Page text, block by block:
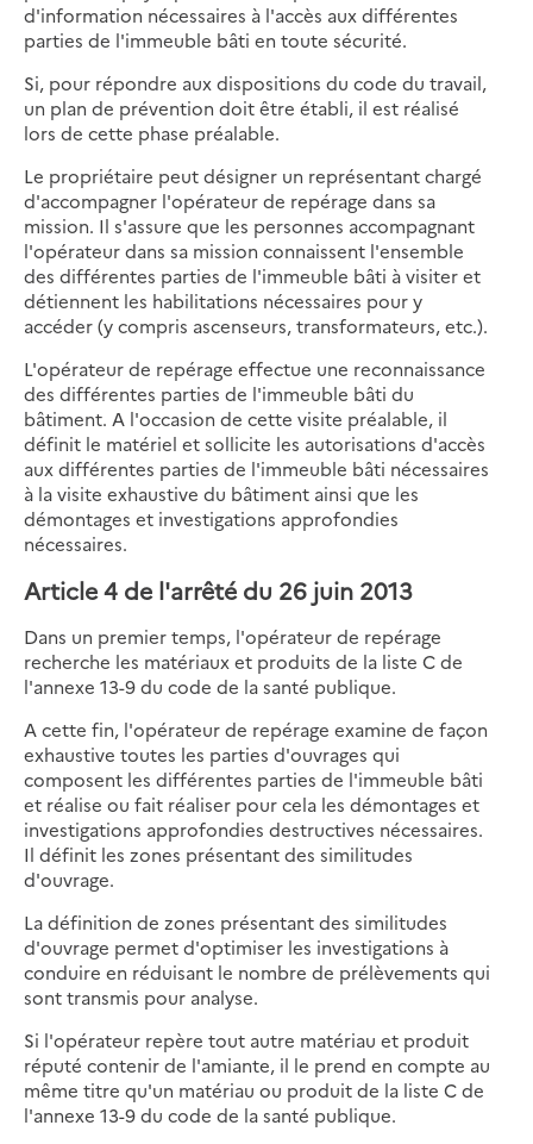
d'information nécessaires à l'accès aux différentes
parties de l'immeuble bâti en toute sécurité.
Si, pour répondre aux dispositions du code du travail,
un plan de prévention doit être établi, il est réalisé
lors de cette phase préalable.
Le propriétaire peut désigner un représentant chargé
d'accompagner l'opérateur de repérage dans sa
mission. Il s'assure que les personnes accompagnant
l'opérateur dans sa mission connaissent l'ensemble
des différentes parties de l'immeuble bâti à visiter et
détiennent les habilitations nécessaires pour y
accéder (y compris ascenseurs, transformateurs, etc.).
L'opérateur de repérage effectue une reconnaissance
des différentes parties de l'immeuble bâti du
bâtiment. A l'occasion de cette visite préalable, il
définit le matériel et sollicite les autorisations d'accès
aux différentes parties de l'immeuble bâti nécessaires
à la visite exhaustive du bâtiment ainsi que les
démontages et investigations approfondies
nécessaires.
Article 4 de l'arrêté du 26 juin 2013
Dans un premier temps, l'opérateur de repérage
recherche les matériaux et produits de la liste C de
l'annexe 13-9 du code de la santé publique.
A cette fin, l'opérateur de repérage examine de façon
exhaustive toutes les parties d'ouvrages qui
composent les différentes parties de l'immeuble bâti
et réalise ou fait réaliser pour cela les démontages et
investigations approfondies destructives nécessaires.
Il définit les zones présentant des similitudes
d'ouvrage.
La définition de zones présentant des similitudes
d'ouvrage permet d'optimiser les investigations à
conduire en réduisant le nombre de prélèvements qui
sont transmis pour analyse.
Si l'opérateur repère tout autre matériau et produit
réputé contenir de l'amiante, il le prend en compte au
même titre qu'un matériau ou produit de la liste C de
l'annexe 13-9 du code de la santé publique.